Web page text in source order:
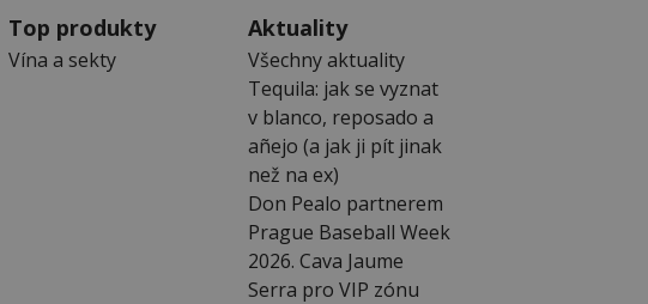
Top produkty
Vína a sekty
Aktuality
Všechny aktuality
Tequila: jak se vyznat
v blanco, reposado a
añejo (a jak ji pít jinak
než na ex)
Don Pealo partnerem
Prague Baseball Week
2026. Cava Jaume
Serra pro VIP zónu